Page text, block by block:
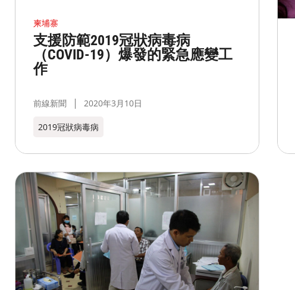
柬埔寨
支援防範2019冠狀病毒病
（COVID-19）爆發的緊急應變工
作
前線新聞 2020年3月10日
2019冠狀病毒病